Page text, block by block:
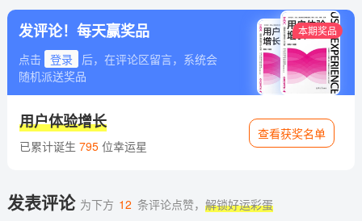
发评论！每天赢奖品
点击 登录
后，在评论区留言，系统会
随机派送奖品
本期奖品
用户体验增长
已累计诞生 795位幸运星
查看获奖名单
发表评论 为下方 12 条评论点赞，解锁好运彩蛋